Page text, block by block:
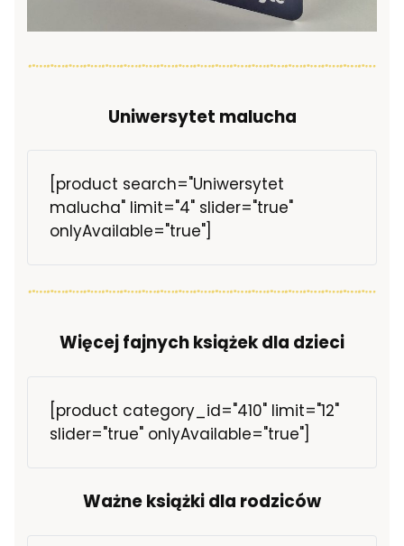
Uniwersytet malucha
[product search="Uniwersytet
malucha" limit="4" slider="true"
onlyAvailable="true"]
Więcej fajnych książek dla dzieci
[product category_id="410" limit="12"
slider="true" onlyAvailable="true"]
Ważne książki dla rodziców